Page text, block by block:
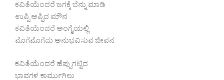
ಕವಿತೆಯೆಂದರೆ ಜಗಕ್ಕೆ ಬೆನ್ನು ಮಾಡಿ
ಉಪ್ಪಿ ಅಪ್ಪಿದ ಮೌನ
ಕವಿತೆಯೆಂದರೆ ಅಂಗೈಯಲ್ಲಿ
ಮೊಗೆಮೊಗೆದು ಅನುಭವಿಸುವ ಜೀವನ
ಕವಿತೆಯೆಂದರೆ ಹೆಪ್ಪುಗಟ್ಟಿದ
ಭಾವಗಳ ಕಾರ್ಮುಗಿಲು